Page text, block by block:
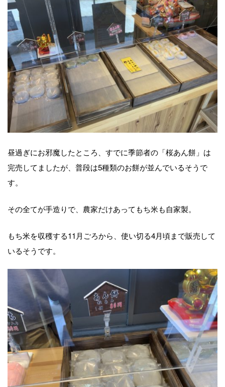
昼過ぎにお邪魔したところ、すでに季節者の「桜あん餅」は
完売してましたが、普段は5種類のお餅が並んでいるそうで
す。
その全てが手造りで、農家だけあってもち米も自家製。
もち米を収穫する11月ごろから、使い切る4月頃まで販売して
いるそうです。